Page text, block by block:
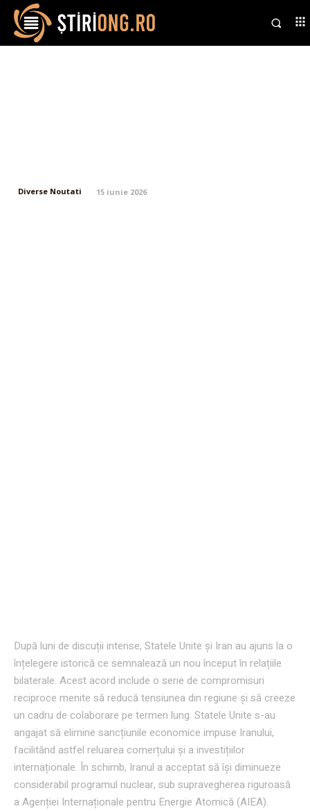
Diverse Noutati 15 iunie 2026
După luni de discuții intense, Statele Unite și Iran au ajuns la o
înțelegere istorică ce semnalează un nou început în relațiile
bilaterale. Acest acord include o serie de compromisuri
reciproce menite să reducă tensiunea din regiune și să creeze
un cadru de colaborare pe termen lung. Statele Unite s-au
angajat să elimine sancțiunile economice impuse Iranului,
facilitând astfel reluarea comerțului și a investițiilor
internaționale. În schimb, Iranul a acceptat să își diminueze
considerabil programul nuclear, sub supravegherea riguroasă
a Agenției Internaționale pentru Energie Atomică (AIEA).